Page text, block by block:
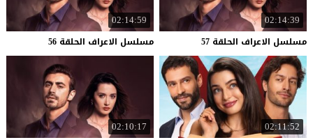
02:14:39
مسلسل الاعراف الحلقة 57
02:14:59
مسلسل الاعراف الحلقة 56
02:11:52
02:10:17